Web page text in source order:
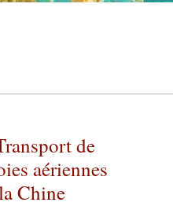
de
aériennes
Chine